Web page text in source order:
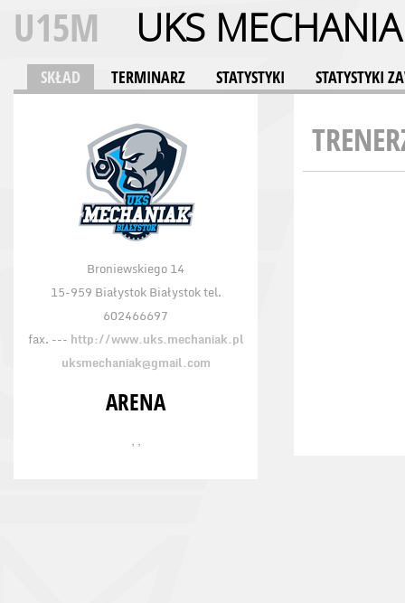
U15M UKS
SKŁAD TERMINARZ STATYSTYKI STATYSTYKI
Broniewskiego 14
15-959 Białystok Białystok tel.
602466697
fax. --- http://www.uks.mechaniak.pl
uksmechaniak@gmail.com
ARENA
, ,